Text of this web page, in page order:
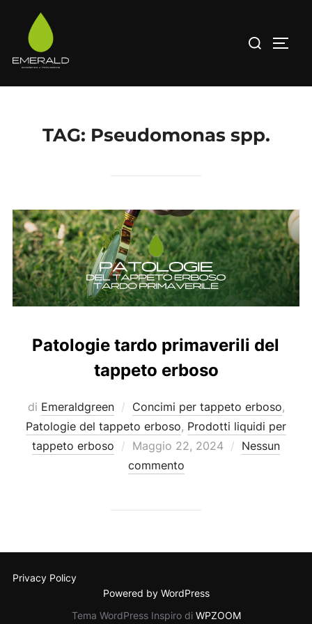
contenuto
Cerca
TAG: Pseudomonas spp.
Patologie tardo primaverili del
tappeto erboso
di Emeraldgreen Concimi per tappeto erboso,
Patologie del tappeto erboso, Prodotti liquidi per
tappeto erboso
Pubblicato
il
Maggio 22, 2024
Nessun
commento
Privacy Policy
Powered by WordPress
Tema WordPress Inspiro di WPZOOM